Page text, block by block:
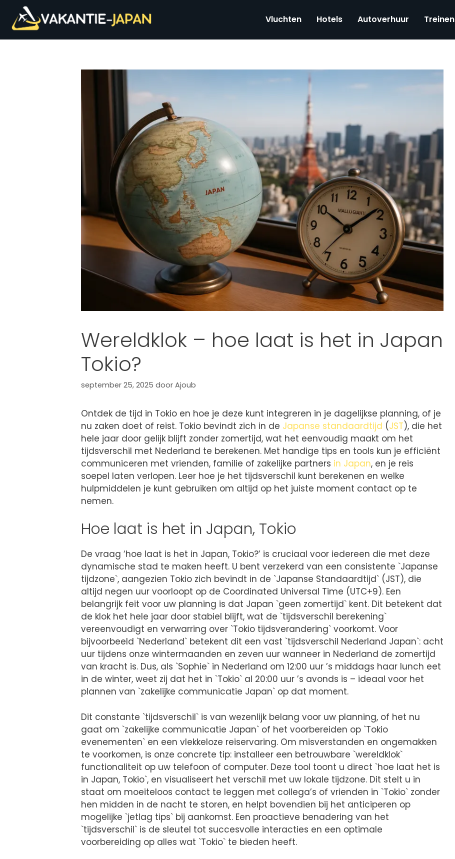
Vluchten Hotels Autoverhuur Treinen
Wereldklok – hoe laat is het in Japan
Tokio?
september 25, 2025 door Ajoub
Ontdek de tijd in Tokio en hoe je deze kunt integreren in je dagelijkse planning, of je
nu zaken doet of reist. Tokio bevindt zich in de Japanse standaardtijd (JST), die het
hele jaar door gelijk blijft zonder zomertijd, wat het eenvoudig maakt om het
tijdsverschil met Nederland te berekenen. Met handige tips en tools kun je efficiënt
communiceren met vrienden, familie of zakelijke partners in Japan, en je reis
soepel laten verlopen. Leer hoe je het tijdsverschil kunt berekenen en welke
hulpmiddelen je kunt gebruiken om altijd op het juiste moment contact op te
nemen.
Hoe laat is het in Japan, Tokio
De vraag ‘hoe laat is het in Japan, Tokio?’ is cruciaal voor iedereen die met deze
dynamische stad te maken heeft. U bent verzekerd van een consistente `Japanse
tijdzone`, aangezien Tokio zich bevindt in de `Japanse Standaardtijd` (JST), die
altijd negen uur voorloopt op de Coordinated Universal Time (UTC+9). Een
belangrijk feit voor uw planning is dat Japan `geen zomertijd` kent. Dit betekent dat
de klok het hele jaar door stabiel blijft, wat de `tijdsverschil berekening`
vereenvoudigt en verwarring over `Tokio tijdsverandering` voorkomt. Voor
bijvoorbeeld `Nederland` betekent dit een vast `tijdsverschil Nederland Japan`: acht
uur tijdens onze wintermaanden en zeven uur wanneer in Nederland de zomertijd
van kracht is. Dus, als `Sophie` in Nederland om 12:00 uur ’s middags haar lunch eet
in de winter, weet zij dat het in `Tokio` al 20:00 uur ’s avonds is – ideaal voor het
plannen van `zakelijke communicatie Japan` op dat moment.
Dit constante `tijdsverschil` is van wezenlijk belang voor uw planning, of het nu
gaat om `zakelijke communicatie Japan` of het voorbereiden op `Tokio
evenementen` en een vlekkeloze reiservaring. Om misverstanden en ongemakken
te voorkomen, is onze concrete tip: installeer een betrouwbare `wereldklok`
functionaliteit op uw telefoon of computer. Deze tool toont u direct `hoe laat het is
in Japan, Tokio`, en visualiseert het verschil met uw lokale tijdzone. Dit stelt u in
staat om moeiteloos contact te leggen met collega’s of vrienden in `Tokio` zonder
hen midden in de nacht te storen, en helpt bovendien bij het anticiperen op
mogelijke `jetlag tips` bij aankomst. Een proactieve benadering van het
`tijdsverschil` is de sleutel tot succesvolle interacties en een optimale
voorbereiding op alles wat `Tokio` te bieden heeft.